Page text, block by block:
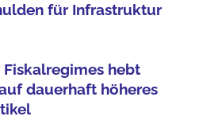
für Infrastruktur
hebt
dauerhaft höheres